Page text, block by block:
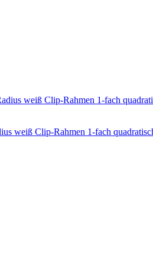
weiß Clip-Rahmen 1-fach